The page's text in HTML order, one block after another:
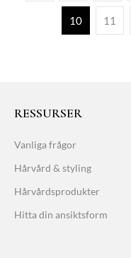
10 11
RESSURSER
Vanliga frågor
Hårvård & styling
Hårvårdsprodukter
Hitta din ansiktsform